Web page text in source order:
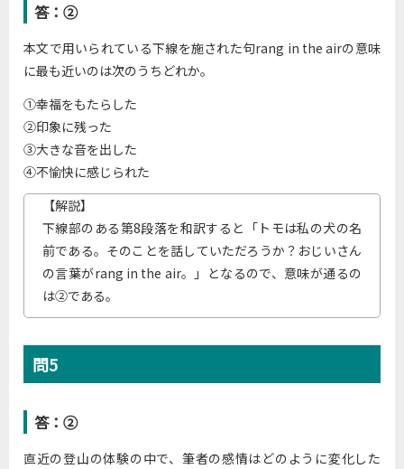
答：②
本文で用いられている下線を施された句rang in the airの意味
に最も近いのは次のうちどれか。
①幸福をもたらした
②印象に残った
③大きな音を出した
④不愉快に感じられた
【解説】
下線部のある第8段落を和訳すると「トモは私の犬の名
前である。そのことを話していただろうか？おじいさん
の言葉がrang in the air。」となるので、意味が通るの
は②である。
問5
答：②
直近の登山の体験の中で、筆者の感情はどのように変化した